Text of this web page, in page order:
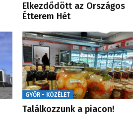
Elkezdődött az Országos
Étterem Hét
GYŐR - KÖZÉLET
Találkozzunk a piacon!